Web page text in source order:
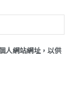
人網站網址，以供